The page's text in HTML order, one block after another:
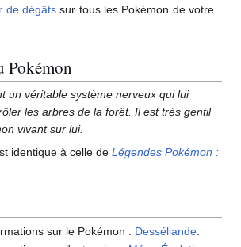
de dégâts sur tous les Pokémon de votre
Pokémon
un véritable système nerveux qui lui
les arbres de la forêt. Il est très gentil
vivant sur lui.
identique à celle de Légendes Pokémon :
sur le Pokémon : Desséliande